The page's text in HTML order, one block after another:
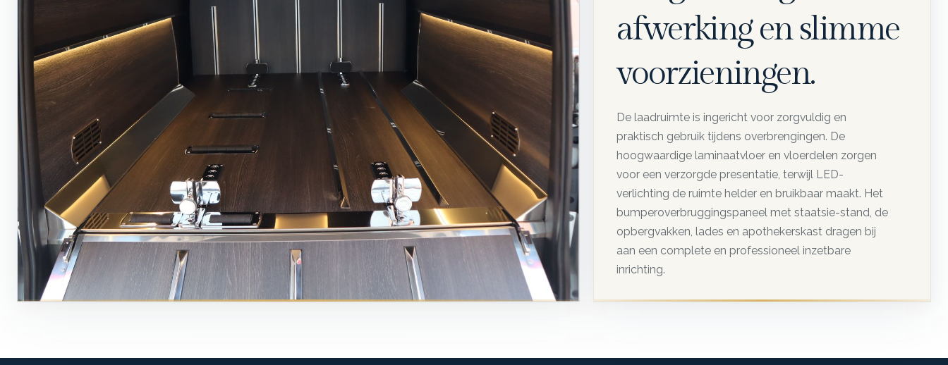
afwerking en slimme
voorzieningen.
De laadruimte is ingericht voor zorgvuldig en
praktisch gebruik tijdens overbrengingen. De
hoogwaardige laminaatvloer en vloerdelen zorgen
voor een verzorgde presentatie, terwijl LED-
verlichting de ruimte helder en bruikbaar maakt. Het
bumperoverbruggingspaneel met staatsie-stand, de
opbergvakken, lades en apothekerskast dragen bij
aan een complete en professioneel inzetbare
inrichting.